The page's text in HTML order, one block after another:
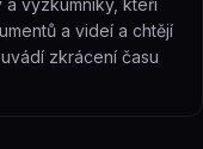
výzkumníky, kteří
a videí a chtějí
zkrácení času